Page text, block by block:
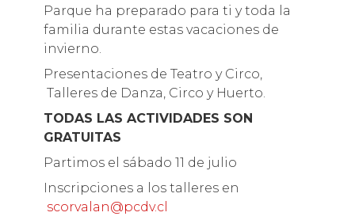
Parque ha preparado para ti y toda la
familia durante estas vacaciones de
invierno.
Presentaciones de Teatro y Circo,
Talleres de Danza, Circo y Huerto.
TODAS LAS ACTIVIDADES SON
GRATUITAS
Partimos el sábado 11 de julio
Inscripciones a los talleres en
scorvalan@pcdv.cl